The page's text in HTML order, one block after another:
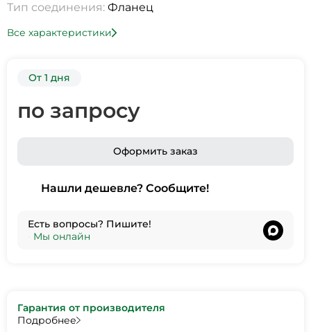
Тип соединения: Фланец
Все характеристики
От 1 дня
по запросу
Оформить заказ
Нашли дешевле? Сообщите!
Есть вопросы? Пишите!
Мы онлайн
Гарантия от производителя
Подробнее